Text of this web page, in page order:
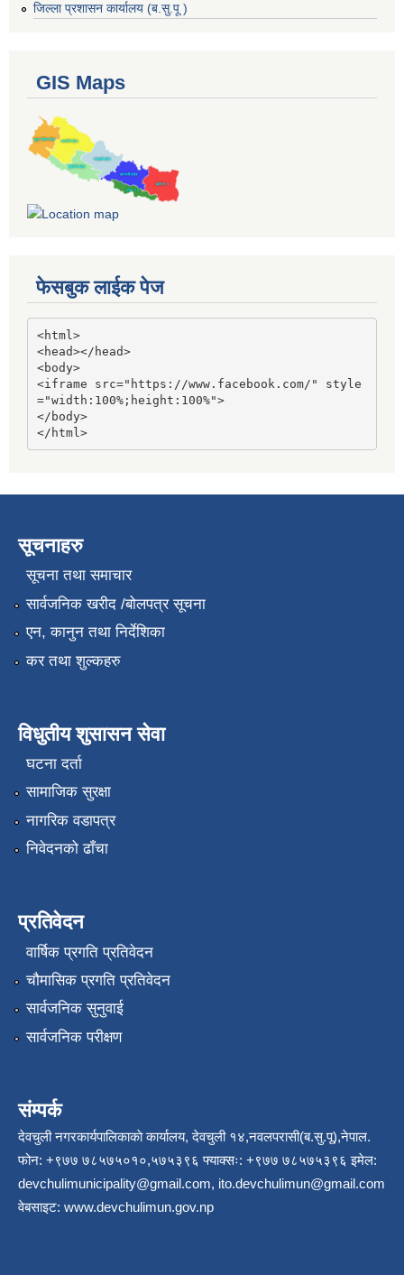
जिल्ला प्रशासन कार्यालय (ब.सु.पू )
GIS Maps
फेसबुक लाईक पेज
<html>
<head></head>
<body>
<iframe src="https://www.facebook.com/" style
="width:100%;height:100%">
</body>
</html>
सूचनाहरु
सूचना तथा समाचार
सार्वजनिक खरीद /बोलपत्र सूचना
एन, कानुन तथा निर्देशिका
कर तथा शुल्कहरु
विधुतीय शुसासन सेवा
घटना दर्ता
सामाजिक सुरक्षा
नागरिक वडापत्र
निवेदनको ढाँचा
प्रतिवेदन
वार्षिक प्रगति प्रतिवेदन
चौमासिक प्रगति प्रतिवेदन
सार्वजनिक सुनुवाई
सार्वजनिक परीक्षण
संम्पर्क
देवचुली नगरकार्यपालिकाकाे कार्यालय, देवचुली १४,नवलपरासी(ब.सु.पू),नेपाल.
फोन: +९७७ ७८५७५०१०,५७५३९६ फ्याक्सः: +९७७ ७८५७५३९६ इमेल:
devchulimunicipality@gmail.com, ito.devchulimun@gmail.com
वेबसाइट: www.devchulimun.gov.np